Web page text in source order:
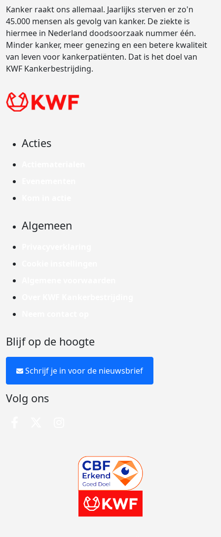
Kanker raakt ons allemaal. Jaarlijks sterven er zo'n
45.000 mensen als gevolg van kanker. De ziekte is
hiermee in Nederland doodsoorzaak nummer één.
Minder kanker, meer genezing en een betere kwaliteit
van leven voor kankerpatiënten. Dat is het doel van
KWF Kankerbestrijding.
Acties
Algemeen
Blijf op de hoogte
Schrijf je in voor de nieuwsbrief
Volg ons